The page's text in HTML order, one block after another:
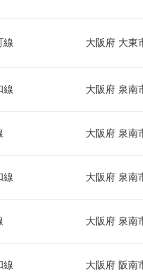
線 大阪府 大東
線 大阪府 泉南
大阪府 泉南
線 大阪府 泉南
大阪府 泉南
線 大阪府 阪南